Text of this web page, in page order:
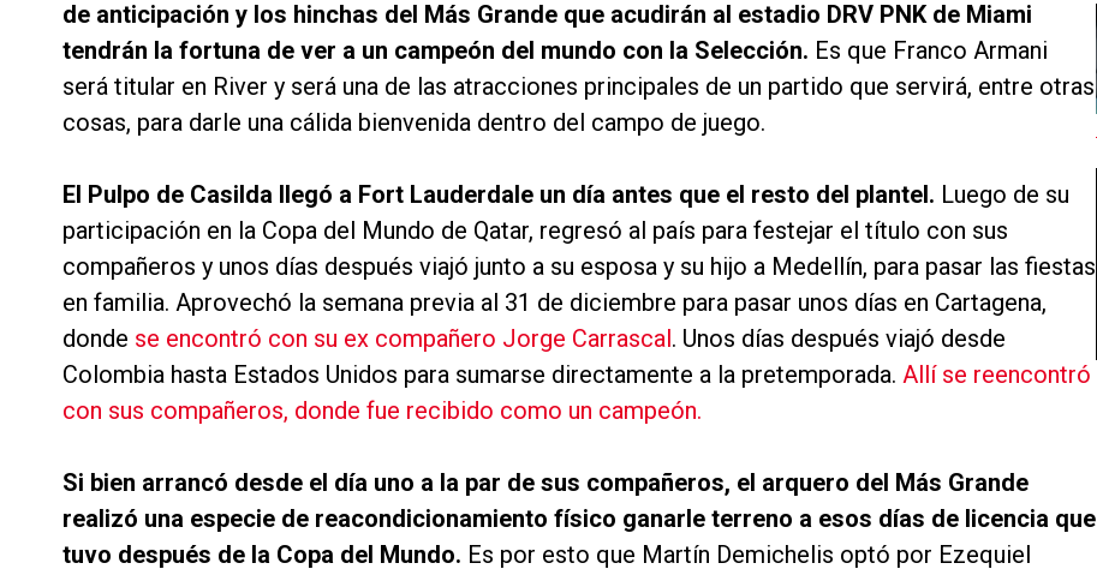
de anticipación y los hinchas del Más Grande que acudirán al estadio DRV PNK de Miami
tendrán la fortuna de ver a un campeón del mundo con la Selección. Es que Franco Armani
será titular en River y será una de las atracciones principales de un partido que servirá, entre otras
cosas, para darle una cálida bienvenida dentro del campo de juego.
El Pulpo de Casilda llegó a Fort Lauderdale un día antes que el resto del plantel. Luego de su
participación en la Copa del Mundo de Qatar, regresó al país para festejar el título con sus
compañeros y unos días después viajó junto a su esposa y su hijo a Medellín, para pasar las fiestas
en familia. Aprovechó la semana previa al 31 de diciembre para pasar unos días en Cartagena,
donde se encontró con su ex compañero Jorge Carrascal. Unos días después viajó desde
Colombia hasta Estados Unidos para sumarse directamente a la pretemporada. Allí se reencontró
con sus compañeros, donde fue recibido como un campeón.
Si bien arrancó desde el día uno a la par de sus compañeros, el arquero del Más Grande
realizó una especie de reacondicionamiento físico ganarle terreno a esos días de licencia que
tuvo después de la Copa del Mundo. Es por esto que Martín Demichelis optó por Ezequiel